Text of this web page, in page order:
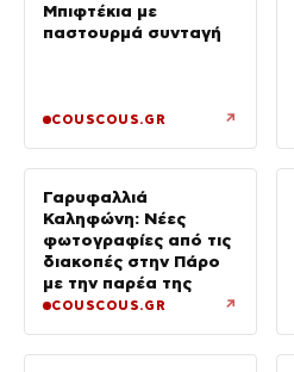
Μπιφτέκια με
παστουρμά συνταγή
COUSCOUS.GR ↗
Γαρυφαλλιά
Καληφώνη: Νέες
φωτογραφίες από τις
διακοπές στην Πάρο
με την παρέα της
COUSCOUS.GR ↗